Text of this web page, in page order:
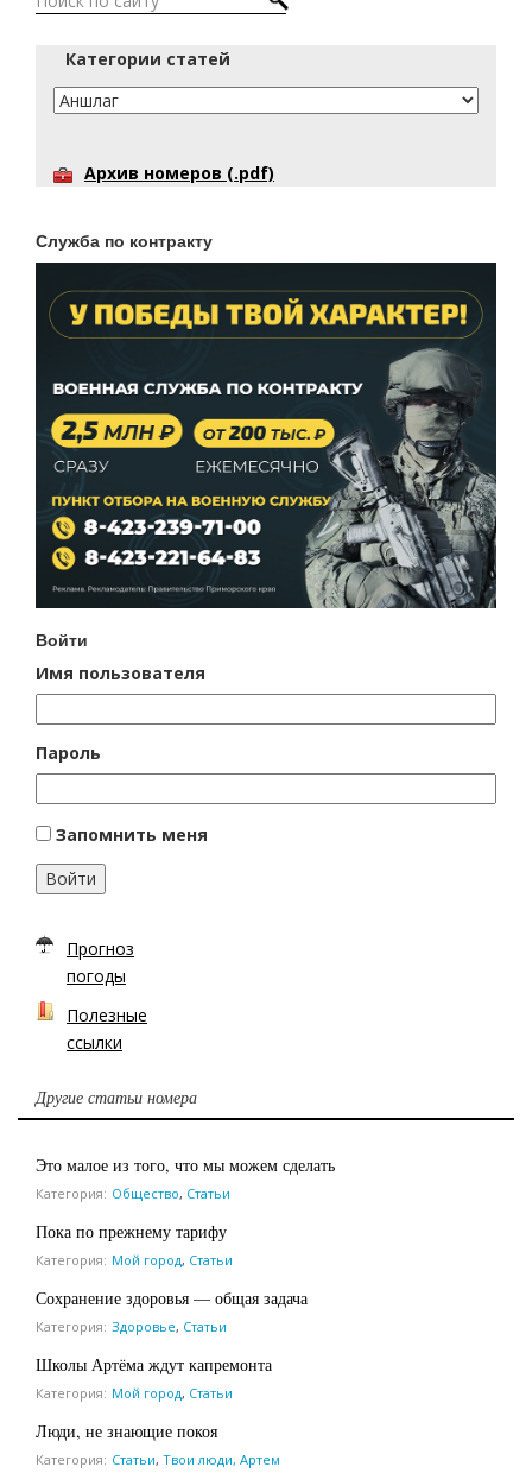
Категории статей
Архив номеров (.pdf)
Служба по контракту
Войти
Имя пользователя
Пароль
Запомнить меня
Войти
Прогноз
погоды
Полезные
ссылки
Другие статьи номера
Это малое из того, что мы можем сделать
Категория: Общество, Статьи
Пока по прежнему тарифу
Категория: Мой город, Статьи
Сохранение здоровья — общая задача
Категория: Здоровье, Статьи
Школы Артёма ждут капремонта
Категория: Мой город, Статьи
Люди, не знающие покоя
Категория: Статьи, Твои люди, Артем